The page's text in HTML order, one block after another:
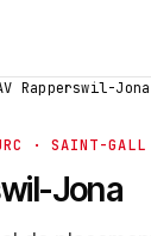
Rapperswil-Jona
· SAINT-GALL
Jona